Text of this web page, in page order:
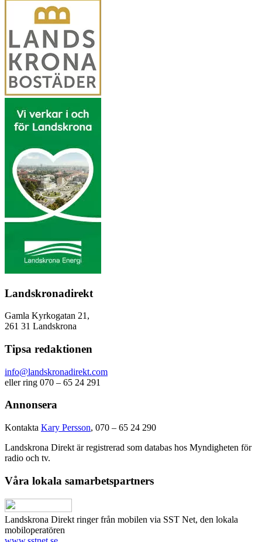
Landskronadirekt
Gamla Kyrkogatan 21,
261 31 Landskrona
Tipsa redaktionen
info@landskronadirekt.com
eller ring 070 – 65 24 291
Annonsera
Kontakta Kary Persson, 070 – 65 24 290
Landskrona Direkt är registrerad som databas hos Myndigheten för
radio och tv.
Våra lokala samarbetspartners
Landskrona Direkt ringer från mobilen via SST Net, den lokala
mobiloperatören